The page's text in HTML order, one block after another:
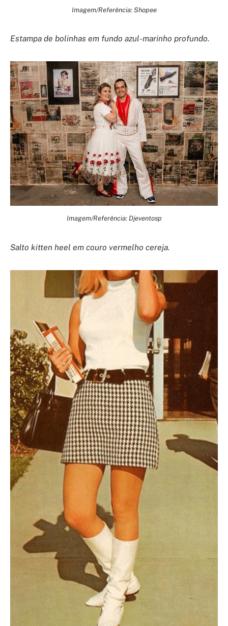
Imagem/Referência: Shopee
Estampa de bolinhas em fundo azul-marinho profundo.
Imagem/Referência: Djeventosp
Salto kitten heel em couro vermelho cereja.